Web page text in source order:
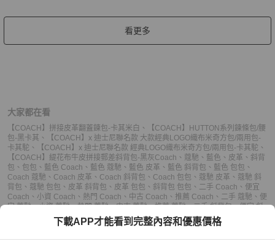
看更多
大家都在看
【COACH】拼接皮革翻蓋鍊包-卡其米白 、
【COACH】HUTTON系列鍊條包/腰
包-黑卡其 、
【COACH】x 迪士尼聯名款 大款經典LOGO織布米奇方包/兩用包-
卡其駝 、 【COACH】x 迪士尼聯名款 經典LOGO織布米奇方包/兩用包-卡其駝 、
【COACH】緹花布牛皮拼接郵差斜背包-黑灰Coach 、 蔻馳 、 藍色 、 皮革 、 斜背
包 、 包包 、 藍色 Coach 、 藍色 蔻馳 、 藍色 皮革 、 藍色 斜背包 、 藍色 包包 、
Coach 蔻馳 、 Coach 皮革 、 Coach 斜背包 、 Coach 包包 、 蔻馳 皮革 、 蔻馳 斜
背包 、 蔻馳 包包 、 皮革 斜背包 、 皮革 包包 、 斜背包 包包 、 二手 Coach 、 便宜
Coach 、 小資 Coach 、 熱門 Coach 、 中古 Coach 、 推薦 Coach 、 二手 蔻馳 、 便
宜 蔻馳、小資 蔻馳、熱門 蔻馳、中古 蔻馳、推薦 蔻馳、二手 斜背包、便宜 斜
小資 斜背包、 熱門 斜背包、中古 斜背包 、推薦 斜背包、 二手 包包
小資 包包 、熱門 包包、中古 包包、推薦 包包
下載APP才能看到完整內容和優惠價格